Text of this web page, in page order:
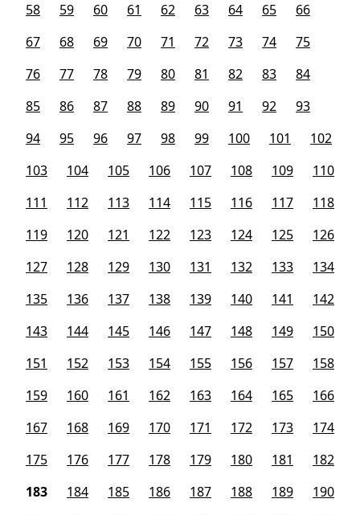
58
59 60 61 62 63 64 65
66
67
68 69 70 71 72 73 74
75
76
77 78 79 80 81 82 83
84
85
86 87 88 89 90 91 92
93
94
95 96 97 98 99 100 101
102
103
104 105 106 107 108 109
110
111
112 113 114 115 116 117
118
119
120 121 122 123 124 125
126
127
128 129 130 131 132 133
134
135
136 137 138 139 140 141
142
143
144 145 146 147 148 149
150
151
152 153 154 155 156 157
158
159
160 161 162 163 164 165
166
167
168 169 170 171 172 173
174
175
176 177 178 179 180 181
182
183
184 185 186 187 188 189
190